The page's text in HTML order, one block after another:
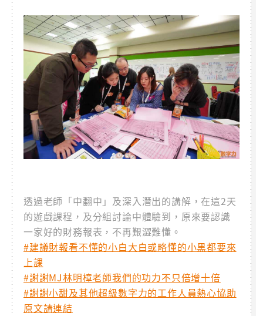
透過老師「中翻中」及深入潛出的講解，在這2天
的遊戲課程，及分組討論中體驗到，原來要認識
一家好的財務報表，不再艱澀難懂。
#建議財報看不懂的小白大白或略懂的小黑都要來
上課
#謝謝MJ林明樟老師我們的功力不只倍增十倍
#謝謝小甜及其他超級數字力的工作人員熱心協助
原文請連結